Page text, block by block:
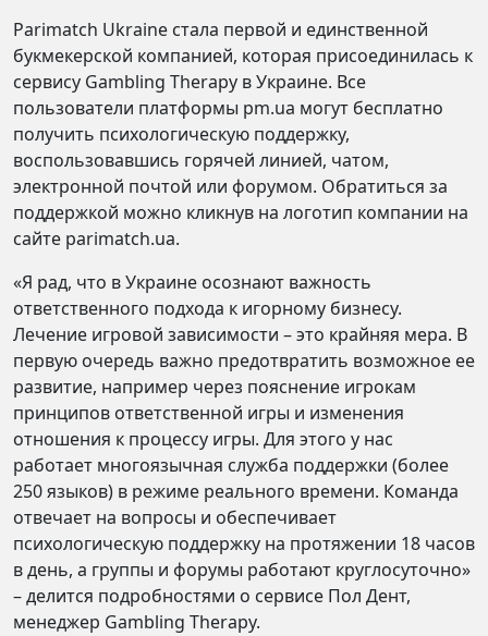
Parimatch Ukraine стала первой и единственной
букмекерской компанией, которая присоединилась к
сервису Gambling Therapy в Украине. Все
пользователи платформы pm.ua могут бесплатно
получить психологическую поддержку,
воспользовавшись горячей линией, чатом,
электронной почтой или форумом. Обратиться за
поддержкой можно кликнув на логотип компании на
сайте parimatch.ua.
«Я рад, что в Украине осознают важность
ответственного подхода к игорному бизнесу.
Лечение игровой зависимости – это крайняя мера. В
первую очередь важно предотвратить возможное ее
развитие, например через пояснение игрокам
принципов ответственной игры и изменения
отношения к процессу игры. Для этого у нас
работает многоязычная служба поддержки (более
250 языков) в режиме реального времени. Команда
отвечает на вопросы и обеспечивает
психологическую поддержку на протяжении 18 часов
в день, а группы и форумы работают круглосуточно»
– делится подробностями о сервисе Пол Дент,
менеджер Gambling Therapy.